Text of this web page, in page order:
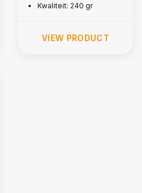
Kwaliteit: 240 gr
VIEW PRODUCT